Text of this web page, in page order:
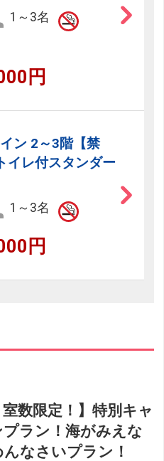
1～3名
円
ン 2～3階【禁
イレ付スタンダー
1～3名
円
室数限定！】特別キャ
プラン！海がみえな
んなさいプラン！